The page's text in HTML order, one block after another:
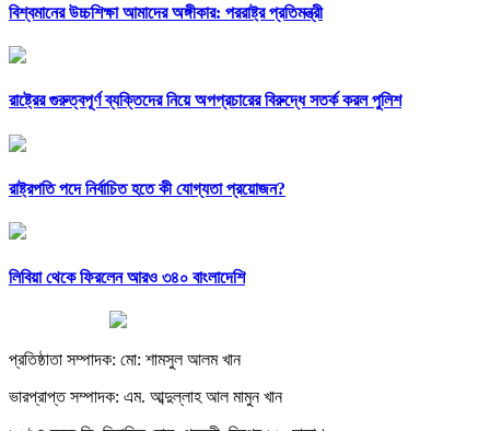
বিশ্বমানের উচ্চশিক্ষা আমাদের অঙ্গীকার: পররাষ্ট্র প্রতিমন্ত্রী
রাষ্ট্রের গুরুত্বপূর্ণ ব্যক্তিদের নিয়ে অপপ্রচারের বিরুদ্ধে সতর্ক করল পুলিশ
রাষ্ট্রপতি পদে নির্বাচিত হতে কী যোগ্যতা প্রয়োজন?
লিবিয়া থেকে ফিরলেন আরও ৩৪০ বাংলাদেশি
প্রতিষ্ঠাতা সম্পাদক: মো: শামসুল আলম খান
ভারপ্রাপ্ত সম্পাদক: এম. আব্দুল্লাহ আল মামুন খান